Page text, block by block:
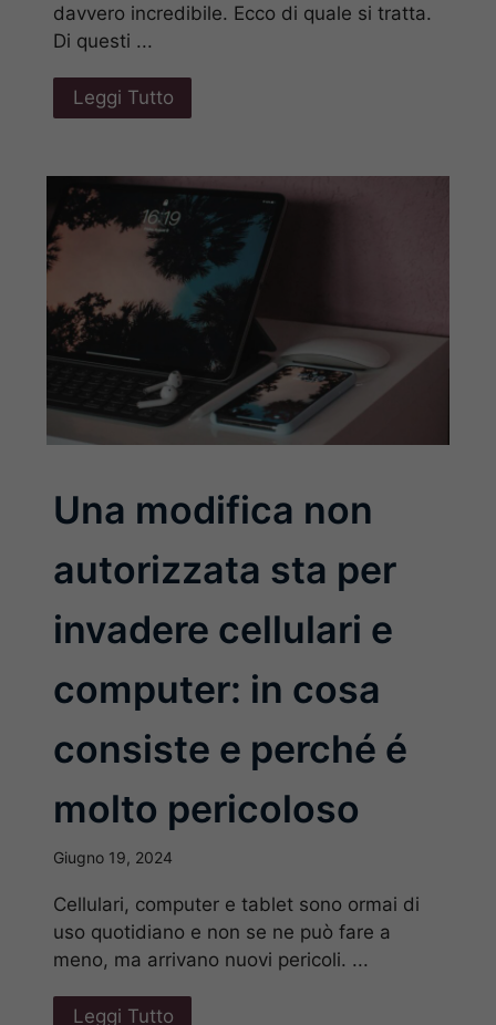
davvero incredibile. Ecco di quale si tratta.
Di questi ...
Leggi Tutto
Una modifica non
autorizzata sta per
invadere cellulari e
computer: in cosa
consiste e perché é
molto pericoloso
Giugno 19, 2024
Cellulari, computer e tablet sono ormai di
uso quotidiano e non se ne può fare a
meno, ma arrivano nuovi pericoli. ...
Leggi Tutto